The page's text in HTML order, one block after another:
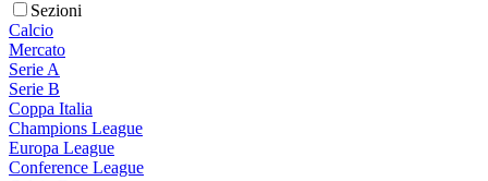
Sezioni
Calcio
Mercato
Serie A
Serie B
Coppa Italia
Champions League
Europa League
Conference League